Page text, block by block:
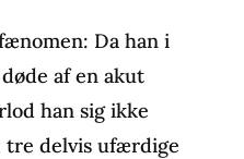
Da han i
af en akut
han sig ikke
tre delvis ufærdige